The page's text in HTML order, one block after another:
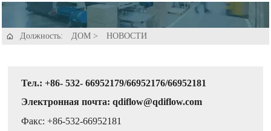
 Должность: ДОМ > НОВОСТИ
Тел.: +86- 532- 66952179/66952176/66952181
Электронная почта: qdiflow@qdiflow.com
Факс: +86-532-66952181